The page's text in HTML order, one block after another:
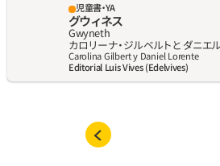
児童書・YA
グウィネス
Gwyneth
カロリーナ・ジルベルトと ダニエ
Carolina Gilbert y Daniel Lorente
Editorial Luis Vives (Edelvives)